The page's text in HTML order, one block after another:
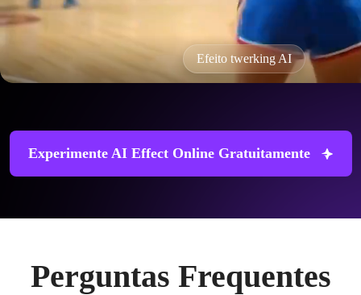
Efeito twerking AI
Experimente AI Effect Online Gratuitamente
Perguntas Frequentes